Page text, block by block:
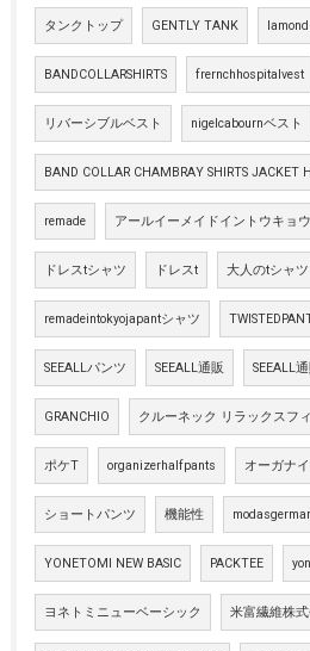
タンクトップ GENTLY TANK
BANDCOLLARSHIRTS frernchhospitalvest
リバーシブルベスト nigelcabournベスト
BAND COLLAR CHAMBRAY SHIRTS JACKET
remade アールイーメイドイントウキョ
ドレスtシャツ ドレスt 大人のtシャツ
remadeintokyojapantシャツ
SEEALLパンツ SEEALL通販 SEEALL
GRANCHIO クルーネック リラックスフ
ポケT organizerhalfpants オーガナ
ショートパンツ 機能性
YONETOMI NEW BASIC PACKTEE
ヨネトミニューベーシック 米富繊維株